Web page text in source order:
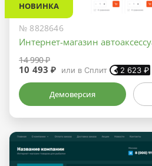
НОВИНКА
№ 8828646
Интернет-магазин
14 990 ₽
10 493 ₽ или в Сплит 2 623₽
Демоверсия